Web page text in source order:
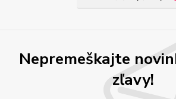
Nepremeškajte
zľavy!